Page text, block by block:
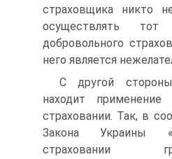
страховщика никто
осуществлять
добровольного
него является
С другой
находит
страховании. Так, в
Закона Ук­раины
страховании